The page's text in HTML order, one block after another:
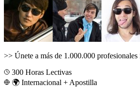
>> Únete a más de 1.000.000 profesionales
300 Horas Lectivas
🌍 Internacional + Apostilla